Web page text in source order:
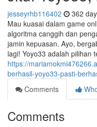
jesseyrhb116402 362
Mau kuasai dalam game
algoritma canggih dan
jamin kepuasan. Ayo,
lagi! Yoyo33 adalah pilihan
https://
berhasil-yoyo33-pasti-
Comments
Comments